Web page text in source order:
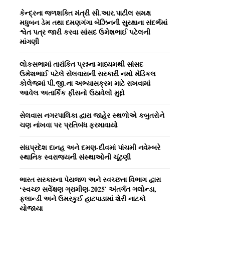
o
r
:
R
કેન્‍દ્રના જળશક્‍તિ મંત્રી સી.આર.પાટીલ સમક્ષ
મધુબન ડેમ તથા દમણગંગા બેઝિનની સુરક્ષાના સંદર્ભમાં
શ્વેત પત્ર જારી કરવા સાંસદ ઉમેશભાઈ પટેલની
માંગણી
લોકસભામાં તારાંકિત પ્રશ્નના માધ્‍યમથી સાંસદ
ઉમેશભાઈ પટેલે સેલવાસની સરકારી નમો મેડિકલ
કોલેજમાં પી.જી.ના અભ્‍યાસક્રમ માટે રાખવામાં
આવેલ અતાર્કિક ફીસનો ઉઠાવેલો મુદ્દો
સેલવાસ નગરપાલિકા દ્વારા જાહેર સ્‍થળોએ કબુતરોને
ચણ નાંખવા પર પ્રતિબંધ ફરમાવાયો
સંઘપ્રદેશ દાનહ અને દમણ-દીવમાં પાંચમી નવેમ્‍બરે
સ્‍થાનિક સ્‍વરાજ્‍યની સંસ્‍થાઓની ચૂંટણી
ભારત સરકારના પેયજળ અને સ્‍વચ્‍છતા વિભાગ દ્વારા
‘સ્‍વચ્‍છ સર્વેક્ષણ ગ્રામીણ-2025′ અંતર્ગત ગલોન્‍ડા,
ફલાન્‍ડી અને ઉમરકુઈ હાટપાડામાં શેરી નાટકો
યોજાયા